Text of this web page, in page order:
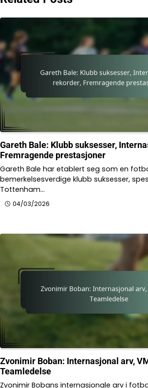
Gareth Bale: Klubb suksesser,
Fremragende prestasjoner
Gareth Bale har etablert seg som en
bemerkelsesverdige klubb suksesser,
Tottenham…
04/03/2026
Zvonimir Boban: Internasjonal arv,
Teamledelse
Zvonimir Bobans internasjonale arv i